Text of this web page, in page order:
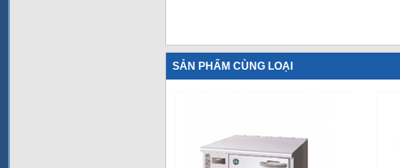
SẢN PHẨM CÙNG LOẠI